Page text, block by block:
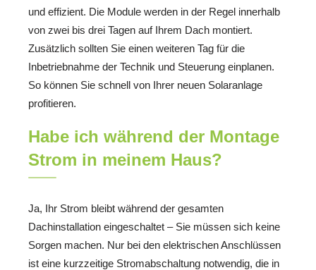
und effizient. Die Module werden in der Regel innerhalb
von zwei bis drei Tagen auf Ihrem Dach montiert.
Zusätzlich sollten Sie einen weiteren Tag für die
Inbetriebnahme der Technik und Steuerung einplanen.
So können Sie schnell von Ihrer neuen Solaranlage
profitieren.
Habe ich während der Montage
Strom in meinem Haus?
Ja, Ihr Strom bleibt während der gesamten
Dachinstallation eingeschaltet – Sie müssen sich keine
Sorgen machen. Nur bei den elektrischen Anschlüssen
ist eine kurzzeitige Stromabschaltung notwendig, die in